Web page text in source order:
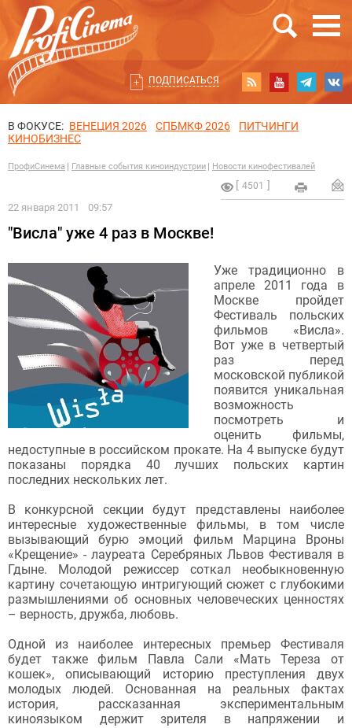
ПОДПИСАТЬСЯ
В ФОКУСЕ: ВЕНЕЦИЯ 2026 СПБМКФ 2026
ПИТЧИНГИ
КИНОБИЗНЕС
ПрофиСинема Главные события киноиндустрии Новости кинофестивалей
4501
22 января 2011 09:57
"Висла" уже 4 раз в Москве!
Уже традиционно в
апреле 2011 года в
Москве пройдет
Фестиваль польских
фильмов «Висла».
Вот уже в четвертый
раз перед
московской публикой
появится уникальная
возможность
посмотреть и
оценить фильмы,
недоступные в российском прокате. На 4 выпуске будут
показаны порядка 40 лучших польских картин
последних нескольких лет.
В конкурсной секции будут представлены наиболее
интересные художественные фильмы, в том числе
вызывающий бурю эмоций фильм Марцина Вроны
«Крещение» - лауреата Серебряных Львов Фестиваля в
Гдыне. Молодой режиссер соткал необыкновенную
картину сочетающую интригующий сюжет с глубокими
размышлениями об основных человеческих ценностях
– верность, дружба, любовь.
Одной из наиболее интересных премьер Фестиваля
будет также фильм Павла Сали «Мать Тереза от
кошек», описывающий историю преступления двух
молодых людей. Основанная на реальных фактах
история, рассказанная экспериментальным
киноязыком держит зрителя в напряжении и